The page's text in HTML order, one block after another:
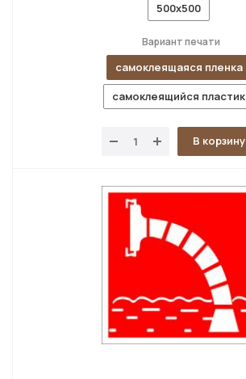
500x500
Вариант печати
самоклеящаяся пленка
самоклеящийся пластик
В корзину